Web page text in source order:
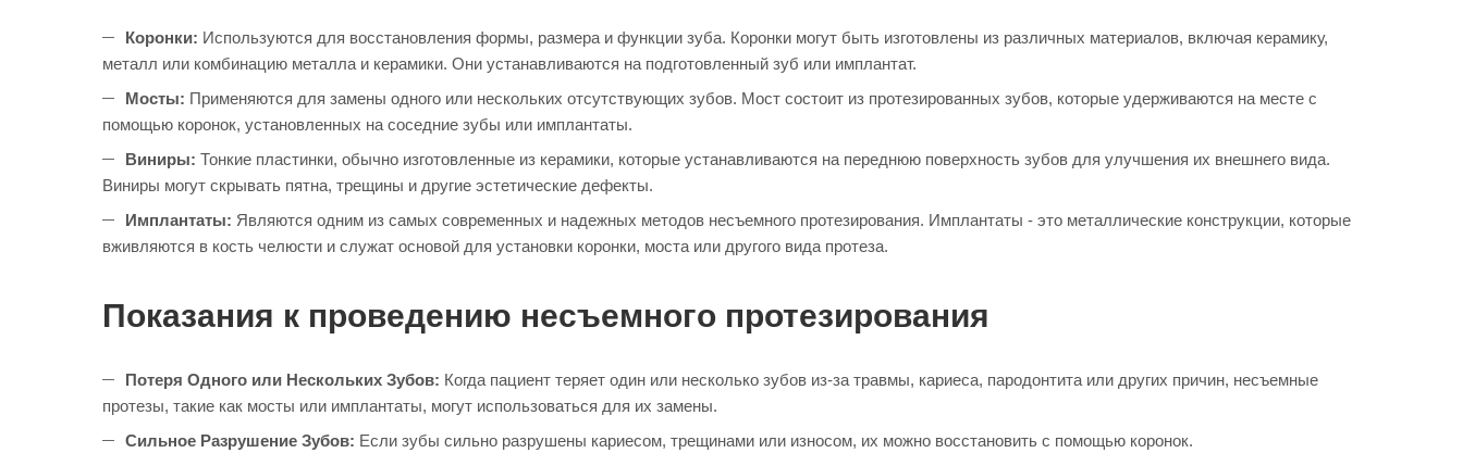
Коронки: Используются для восстановления формы, размера и функции зуба. Коронки могут быть изготовлены из различных материалов, включая керамику,
металл или комбинацию металла и керамики. Они устанавливаются на подготовленный зуб или имплантат.
Мосты: Применяются для замены одного или нескольких отсутствующих зубов. Мост состоит из протезированных зубов, которые удерживаются на месте с
помощью коронок, установленных на соседние зубы или имплантаты.
Виниры: Тонкие пластинки, обычно изготовленные из керамики, которые устанавливаются на переднюю поверхность зубов для улучшения их внешнего вида.
Виниры могут скрывать пятна, трещины и другие эстетические дефекты.
Имплантаты: Являются одним из самых современных и надежных методов несъемного протезирования. Имплантаты - это металлические конструкции, которые
вживляются в кость челюсти и служат основой для установки коронки, моста или другого вида протеза.
Показания к проведению несъемного протезирования
Потеря Одного или Нескольких Зубов: Когда пациент теряет один или несколько зубов из-за травмы, кариеса, пародонтита или других причин, несъемные
протезы, такие как мосты или имплантаты, могут использоваться для их замены.
Сильное Разрушение Зубов: Если зубы сильно разрушены кариесом, трещинами или износом, их можно восстановить с помощью коронок.